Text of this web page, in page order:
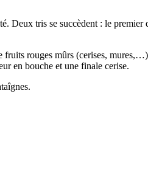
Deux tris se succèdent : le
rouges mûrs (cerises,
en bouche et une finale cerise.